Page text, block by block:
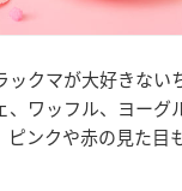
ックマが大好きない
、ワッフル、ヨーグ
ピンクや赤の見た目